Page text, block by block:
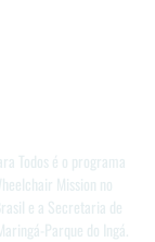
Todos é o programa
Mission no
e a Secretaria de
Parque do Ingá.